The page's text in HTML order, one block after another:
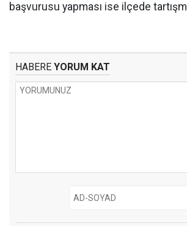
başvurusu yapması ise ilçede
HABERE YORUM KAT